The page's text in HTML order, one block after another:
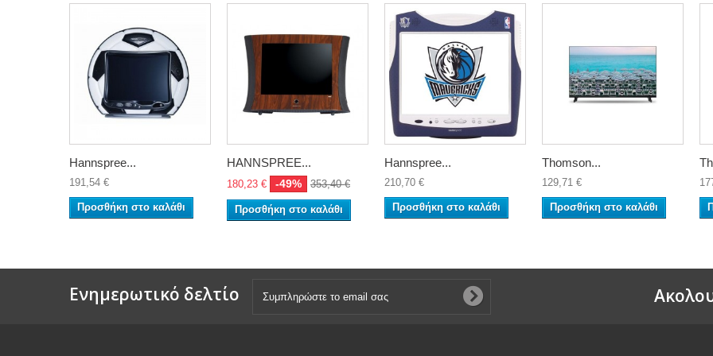
Hannspree...
191,54 €
Προσθήκη στο καλάθι
HANNSPREE...
180,23 € -49% 353,40 €
Προσθήκη στο καλάθι
Hannspree...
210,70 €
Προσθήκη στο καλάθι
Thomson...
129,71 €
Προσθήκη στο καλάθι
Ενημερωτικό δελτίο